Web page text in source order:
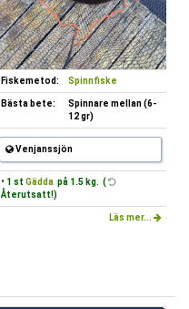
Fiskemetod: Spinnfiske
Bästa bete:
Spinnare mellan (6-
12 gr)
Venjanssjön
• 1 st Gädda på 1.5 kg. (
Återutsatt!)
Läs mer...